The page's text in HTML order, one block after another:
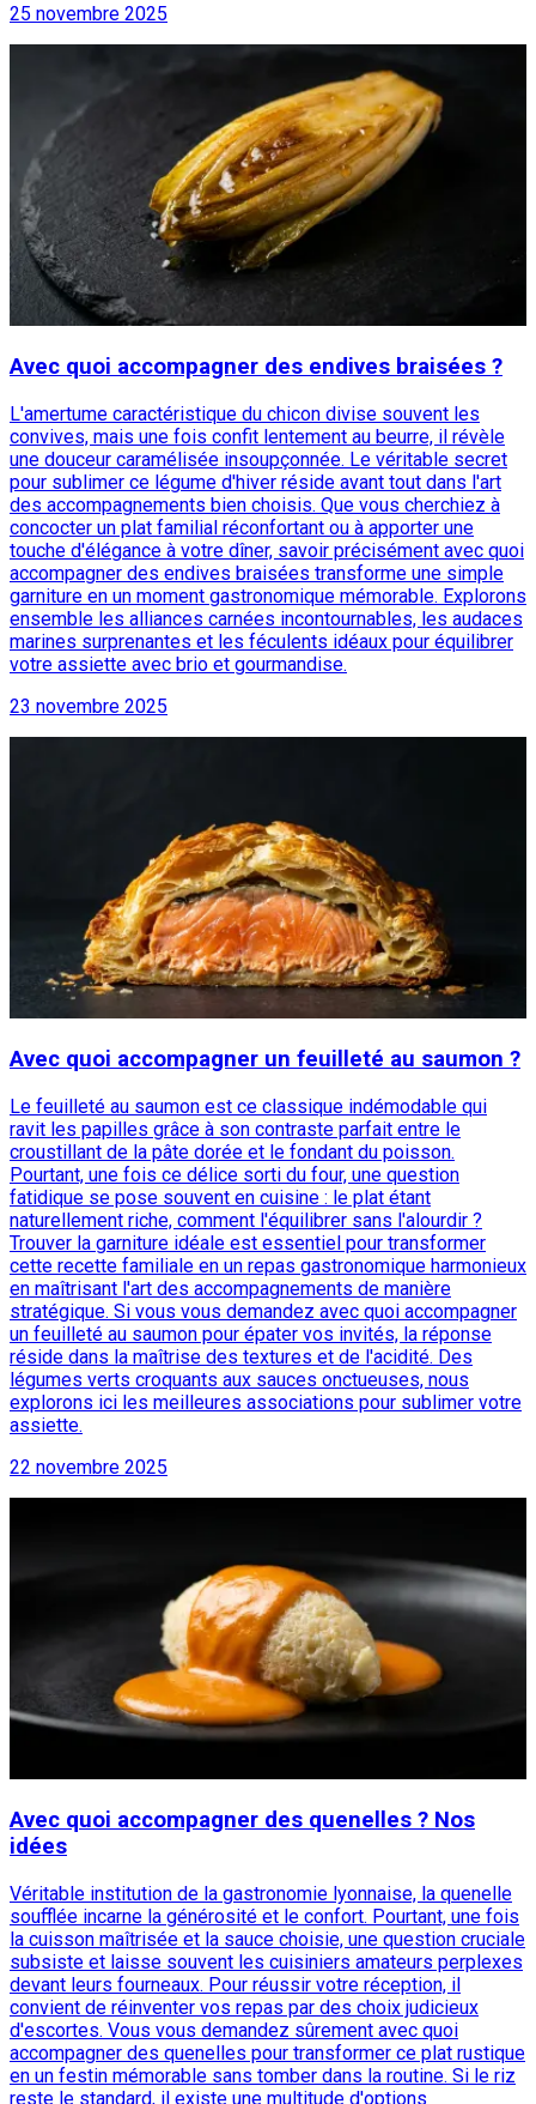
25 novembre 2025
Avec quoi accompagner des endives braisées ?
L'amertume caractéristique du chicon divise souvent les
convives, mais une fois confit lentement au beurre, il révèle
une douceur caramélisée insoupçonnée. Le véritable secret
pour sublimer ce légume d'hiver réside avant tout dans l'art
des accompagnements bien choisis. Que vous cherchiez à
concocter un plat familial réconfortant ou à apporter une
touche d'élégance à votre dîner, savoir précisément avec quoi
accompagner des endives braisées transforme une simple
garniture en un moment gastronomique mémorable. Explorons
ensemble les alliances carnées incontournables, les audaces
marines surprenantes et les féculents idéaux pour équilibrer
votre assiette avec brio et gourmandise.
23 novembre 2025
Avec quoi accompagner un feuilleté au saumon ?
Le feuilleté au saumon est ce classique indémodable qui
ravit les papilles grâce à son contraste parfait entre le
croustillant de la pâte dorée et le fondant du poisson.
Pourtant, une fois ce délice sorti du four, une question
fatidique se pose souvent en cuisine : le plat étant
naturellement riche, comment l'équilibrer sans l'alourdir ?
Trouver la garniture idéale est essentiel pour transformer
cette recette familiale en un repas gastronomique harmonieux
en maîtrisant l'art des accompagnements de manière
stratégique. Si vous vous demandez avec quoi accompagner
un feuilleté au saumon pour épater vos invités, la réponse
réside dans la maîtrise des textures et de l'acidité. Des
légumes verts croquants aux sauces onctueuses, nous
explorons ici les meilleures associations pour sublimer votre
assiette.
22 novembre 2025
Avec quoi accompagner des quenelles ? Nos
idées
Véritable institution de la gastronomie lyonnaise, la quenelle
soufflée incarne la générosité et le confort. Pourtant, une fois
la cuisson maîtrisée et la sauce choisie, une question cruciale
subsiste et laisse souvent les cuisiniers amateurs perplexes
devant leurs fourneaux. Pour réussir votre réception, il
convient de réinventer vos repas par des choix judicieux
d'escortes. Vous vous demandez sûrement avec quoi
accompagner des quenelles pour transformer ce plat rustique
en un festin mémorable sans tomber dans la routine. Si le riz
reste le standard, il existe une multitude d'options